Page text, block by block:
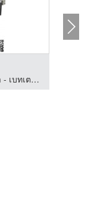
เครื่องพิมพ์วันที่จำหน่ายและให้เช่า - เบทเตอร์ โค้ด